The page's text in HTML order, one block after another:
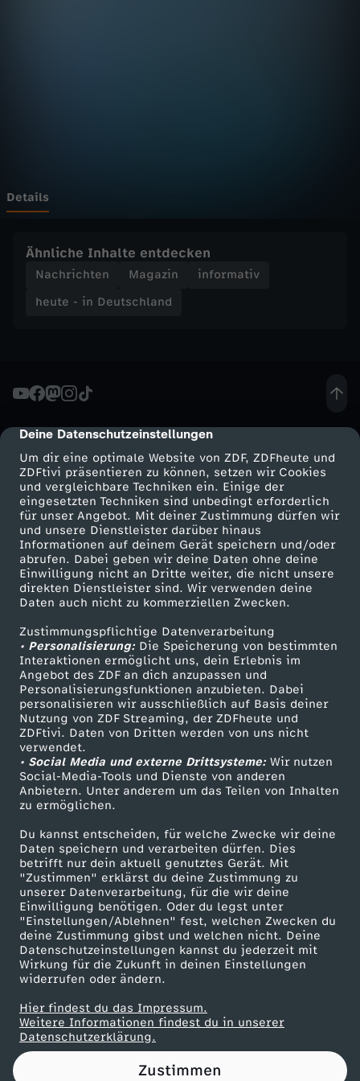
cmp-dialog-description
Deine Datenschutzeinstellungen
Um dir eine optimale Website von ZDF, ZDFheute und
ZDFtivi präsentieren zu können, setzen wir Cookies
und vergleichbare Techniken ein. Einige der
eingesetzten Techniken sind unbedingt erforderlich
für unser Angebot. Mit deiner Zustimmung dürfen wir
und unsere Dienstleister darüber hinaus
Informationen auf deinem Gerät speichern und/oder
abrufen. Dabei geben wir deine Daten ohne deine
Einwilligung nicht an Dritte weiter, die nicht unsere
direkten Dienstleister sind. Wir verwenden deine
Daten auch nicht zu kommerziellen Zwecken.
Zustimmungspflichtige Datenverarbeitung
• Personalisierung:Die Speicherung von bestimmten
Interaktionen ermöglicht uns, dein Erlebnis im
Angebot des ZDF an dich anzupassen und
Personalisierungsfunktionen anzubieten. Dabei
personalisieren wir ausschließlich auf Basis deiner
Nutzung von ZDF Streaming, der ZDFheute und
ZDFtivi. Daten von Dritten werden von uns nicht
verwendet.
• Social Media und externe Drittsysteme:Wir nutzen
Social-Media-Tools und Dienste von anderen
Anbietern. Unter anderem um das Teilen von Inhalten
zu ermöglichen.
Du kannst entscheiden, für welche Zwecke wir deine
Daten speichern und verarbeiten dürfen. Dies
betrifft nur dein aktuell genutztes Gerät. Mit
"Zustimmen" erklärst du deine Zustimmung zu
unserer Datenverarbeitung, für die wir deine
Einwilligung benötigen. Oder du legst unter
"Einstellungen/Ablehnen" fest, welchen Zwecken du
deine Zustimmung gibst und welchen nicht. Deine
Datenschutzeinstellungen kannst du jederzeit mit
Wirkung für die Zukunft in deinen Einstellungen
widerrufen oder ändern.
Hier findest du das Impressum.
Weitere Informationen findest du in unserer
Datenschutzerklärung.
Zustimmen
s
h
n
d
-
h
e
u
t
e
-
i
n
D
e
u
t
s
c
h
Details
Ähnliche Inhalte entdecken
Nachrichten Magazin
informativ
heute - in Deutschland
Mehr ZDF
ZDF-Apps
Smart TV
ZDFtext
Livestreams
Sendungen A-Z
TV-Programm
Service
ZDFmitreden
Kontakt zum ZDF
Tickets
Zuschauerservice
Hilfe
ZDF Unternehmen
Karriere
ZDF goes Schule
Werbefernsehen
Mainzelmännchen
Partner